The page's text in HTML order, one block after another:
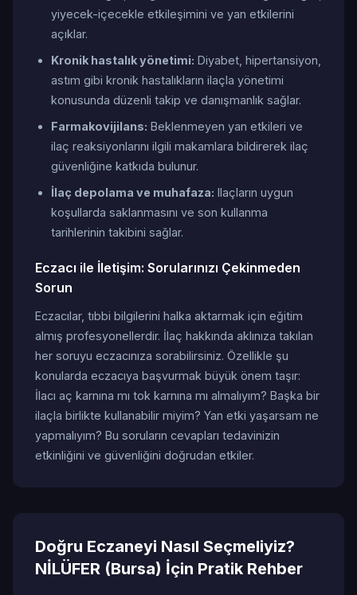
yiyecek-içecekle etkileşimini ve yan etkilerini
açıklar.
Kronik hastalık yönetimi: Diyabet, hipertansiyon,
astım gibi kronik hastalıkların ilaçla yönetimi
konusunda düzenli takip ve danışmanlık sağlar.
Farmakovijilans: Beklenmeyen yan etkileri ve
ilaç reaksiyonlarını ilgili makamlara bildirerek ilaç
güvenliğine katkıda bulunur.
İlaç depolama ve muhafaza: Ilaçların uygun
koşullarda saklanmasını ve son kullanma
tarihlerinin takibini sağlar.
Eczacı ile İletişim: Sorularınızı Çekinmeden
Sorun
Eczacılar, tıbbi bilgilerini halka aktarmak için eğitim
almış profesyonellerdir. İlaç hakkında aklınıza takılan
her soruyu eczacınıza sorabilirsiniz. Özellikle şu
konularda eczacıya başvurmak büyük önem taşır:
İlacı aç karnına mı tok karnına mı almalıyım? Başka bir
ilaçla birlikte kullanabilir miyim? Yan etki yaşarsam ne
yapmalıyım? Bu soruların cevapları tedavinizin
etkinliğini ve güvenliğini doğrudan etkiler.
Doğru Eczaneyi Nasıl Seçmeliyiz?
NİLÜFER (Bursa) İçin Pratik Rehber